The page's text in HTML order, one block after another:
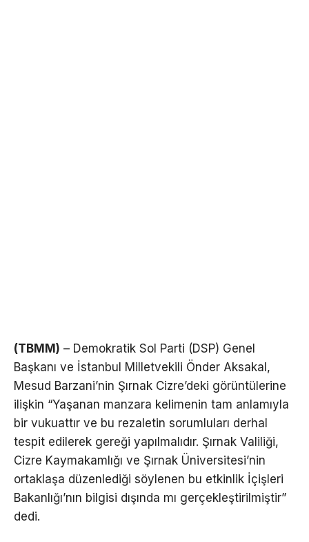
(TBMM) – Demokratik Sol Parti (DSP) Genel
Başkanı ve İstanbul Milletvekili Önder Aksakal,
Mesud Barzani’nin Şırnak Cizre’deki görüntülerine
ilişkin “Yaşanan manzara kelimenin tam anlamıyla
bir vukuattır ve bu rezaletin sorumluları derhal
tespit edilerek gereği yapılmalıdır. Şırnak Valiliği,
Cizre Kaymakamlığı ve Şırnak Üniversitesi’nin
ortaklaşa düzenlediği söylenen bu etkinlik İçişleri
Bakanlığı’nın bilgisi dışında mı gerçekleştirilmiştir”
dedi.